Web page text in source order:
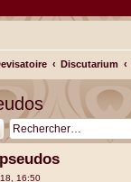
Discutarium
16:50